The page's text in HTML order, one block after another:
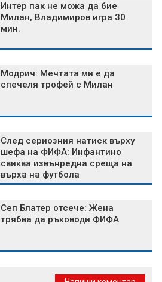
Интер пак не можа да бие
Милан, Владимиров игра 30
мин.
Модрич: Мечтата ми е да
спечеля трофей с Милан
След сериозния натиск върху
шефа на ФИФА: Инфантино
свиква извънредна среща на
върха на футбола
Сеп Блатер отсече: Жена
трябва да ръководи ФИФА